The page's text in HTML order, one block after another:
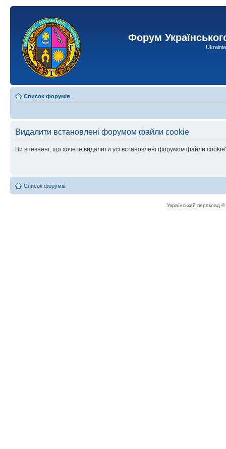
Форум
Список форумів
Видалити встановлені форумом файли cookie
Ви впевнені, що хочете видалити усі встановлені форумом файли
Список форумів
Український переклад